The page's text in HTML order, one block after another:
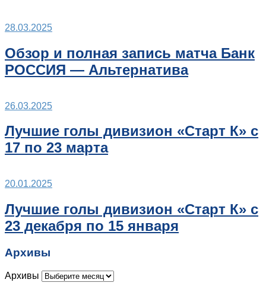
28.03.2025
Обзор и полная запись матча Банк
РОССИЯ — Альтернатива
26.03.2025
Лучшие голы дивизион «Старт К» с
17 по 23 марта
20.01.2025
Лучшие голы дивизион «Старт К» с
23 декабря по 15 января
Архивы
Архивы